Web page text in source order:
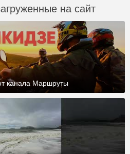
на сайт
канала Маршруты